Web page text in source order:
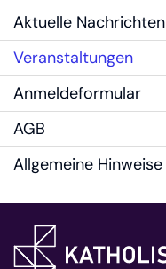
Aktuelle Nachrichten
Veranstaltungen
Anmeldeformular
AGB
Allgemeine Hinweise